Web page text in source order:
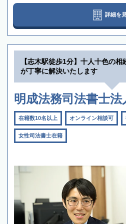
詳細を
【志木駅徒歩1分】十人十色の
が丁寧に解決いたします
明成法務司法書士
在籍数10名以上 オンライン相談可
女性司法書士在籍